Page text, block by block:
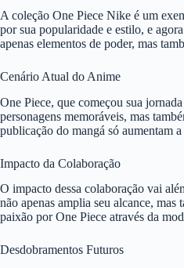
A coleção One Piece Nike é um
por sua popularidade e estilo, e
apenas elementos de poder, mas
Cenário Atual do Anime
One Piece, que começou sua
personagens memoráveis, mas
publicação do mangá só aumentam
Impacto da Colaboração
O impacto dessa colaboração vai
não apenas amplia seu alcance,
paixão por One Piece através da
Desdobramentos Futuros